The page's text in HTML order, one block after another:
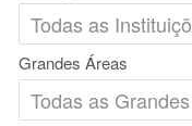
Grandes Áreas